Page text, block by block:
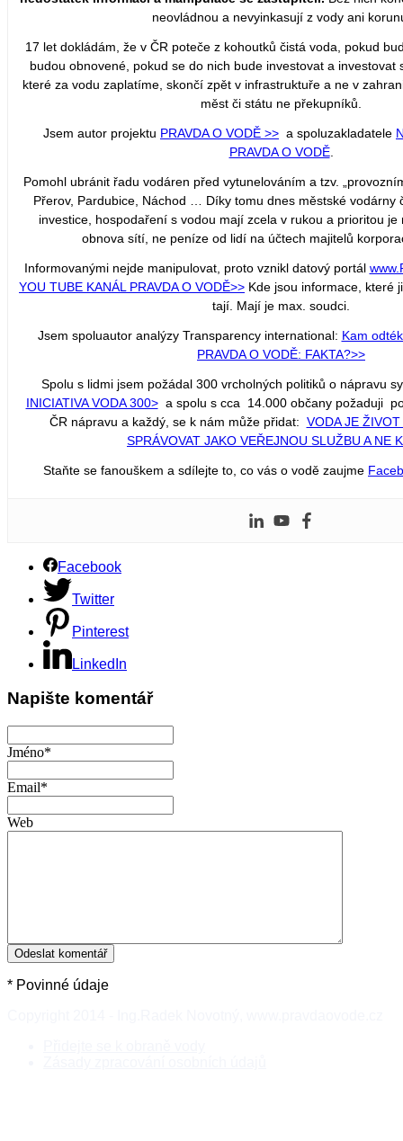
neovládnou a nevyinkasují z vody ani
17 let dokládám, že v ČR poteče z kohoutků čistá voda, pokud
budou obnovené, pokud se do nich bude investovat a investovat
které za vodu zaplatíme, skončí zpět v infrastruktuře a ne v
měst či státu ne překupníků.
Jsem autor projektu PRAVDA O VODĚ >> a spoluzakladatele
PRAVDA O VODĚ.
Pomohl ubránit řadu vodáren před vytunelováním a tzv.
Přerov, Pardubice, Náchod … Díky tomu dnes městské vodárny
investice, hospodaření s vodou mají zcela v rukou a prioritou je
obnova sítí, ne peníze od lidí na účtech majitelů
Informovanými nejde manipulovat, proto vznikl datový portál
YOU TUBE KANÁL PRAVDA O VODĚ>> Kde jsou informace, které
tají. Mají je max. soudci.
Jsem spoluautor analýzy Transparency international: Kam
PRAVDA O VODĚ: FAKTA?>>
Spolu s lidmi jsem požádal 300 vrcholných politiků o nápravu
INICIATIVA VODA 300>a spolu s cca 14.000 občany požaduji
ČR nápravu a každý, se k nám může přidat: VODA JE
SPRÁVOVAT JAKO VEŘEJNOU SLUŽBU A NE
Staňte se fanouškem a sdílejte to, co vás o vodě zaujme
Facebook
Twitter
Pinterest
LinkedIn
Napište komentář
Jméno*
Email*
Web
* Povinné údaje